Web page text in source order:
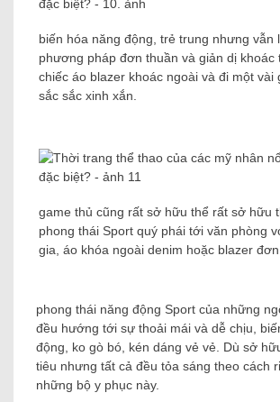
biến hóa năng động, trẻ trung nhưng vẫn
phương pháp đơn thuần và giản dị khoác
chiếc áo blazer khoác ngoài và đi một vài
sắc sắc xinh xắn.
game thủ cũng rất sở hữu thể rất sở hữu
phong thái Sport quý phái tới văn phòng
gia, áo khóa ngoài denim hoặc blazer
phong thái năng động Sport của những
đều hướng tới sự thoải mái và dễ chịu,
động, ko gò bó, kén dáng vẻ vẻ. Dù sở
tiêu nhưng tất cả đều tỏa sáng theo cách
những bộ y phục này.